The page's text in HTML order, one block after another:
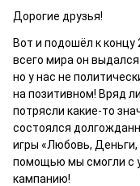
Дорогие друзья!
Вот и подошёл к
всего мира он
но у нас не
на позитивном! Вряд
потрясли какие-то
состоялся
игры «Любовь,
помощью мы смогли с
кампанию!